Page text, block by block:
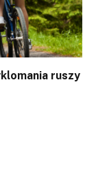
ruszy